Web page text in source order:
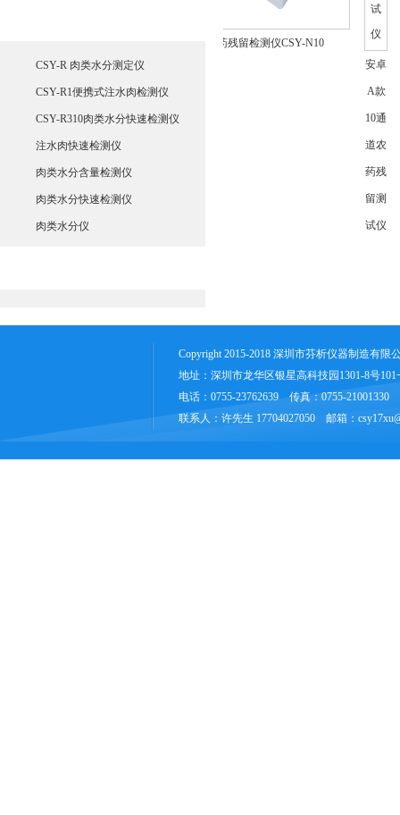
CSY-R 肉类水分测定仪
CSY-R1便携式注水肉检测仪
CSY-R310肉类水分快速检测仪
注水肉快速检测仪
肉类水分含量检测仪
肉类水分快速检测仪
肉类水分仪
品承
诺合
农药残留检测仪CSY-N10
安卓
A款
10通
道农
药残
留测
试仪
Copyright 2015-2018 深圳市芬析仪器制造有
地址：深圳市龙华区银星高科技园1301-8号101
电话：0755-23762639 传真：0755-21001330
联系人：许先生 17704027050 邮箱：